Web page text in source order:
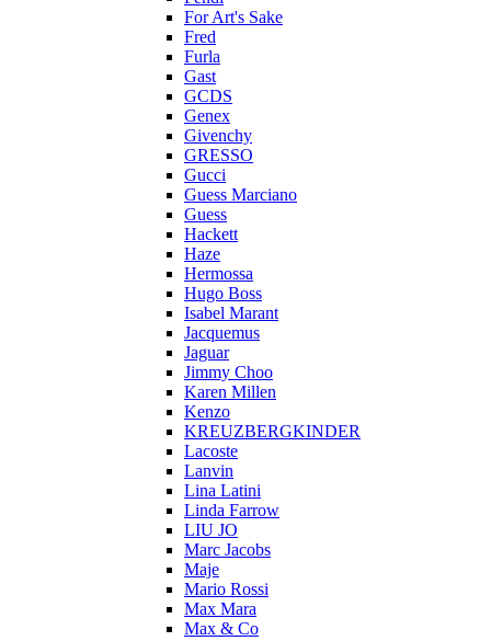
For Art's Sake
Fred
Furla
Gast
GCDS
Genex
Givenchy
GRESSO
Gucci
Guess Marciano
Guess
Hackett
Haze
Hermossa
Hugo Boss
Isabel Marant
Jacquemus
Jaguar
Jimmy Choo
Karen Millen
Kenzo
KREUZBERGKINDER
Lacoste
Lanvin
Lina Latini
Linda Farrow
LIU JO
Marc Jacobs
Maje
Mario Rossi
Max Mara
Max & Co